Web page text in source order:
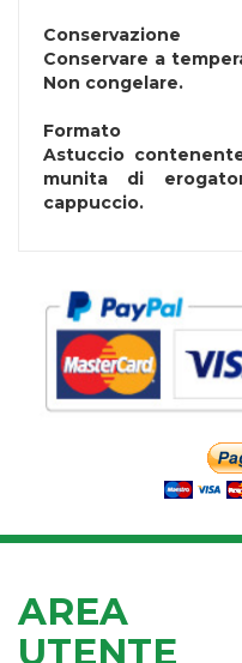
Conservazione
Conservare a
Non congelare.
Formato
Astuccio
munita di
cappuccio.
AREA
UTENTE